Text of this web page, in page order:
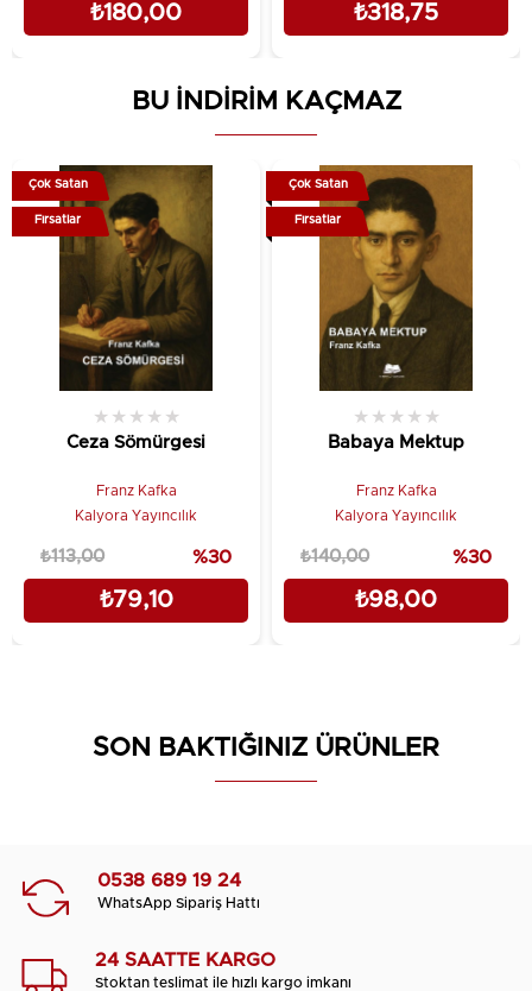
₺180,00 ₺318,75
BU İNDİRİM KAÇMAZ
Ceza Sömürgesi
★ ★ ★ ★ ★
Franz Kafka
Kalyora Yayıncılık
₺79,10
₺113,00 %30
Çok Satan
Fırsatlar
Babaya Mektup
★ ★ ★ ★ ★
Franz Kafka
Kalyora Yayıncılık
₺98,00
₺140,00 %30
Çok Satan
Fırsatlar
SON BAKTIĞINIZ ÜRÜNLER
0538 689 19 24
WhatsApp Sipariş Hattı
24 SAATTE KARGO
Stoktan teslimat ile hızlı kargo imkanı